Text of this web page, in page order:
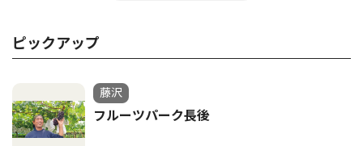
ピックアップ
藤沢
フルーツパーク長後